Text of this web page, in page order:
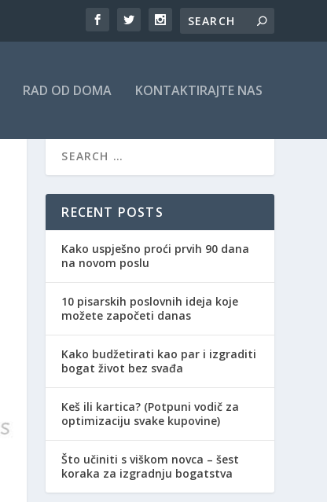
RAD OD DOMA KONTAKTIRAJTE NAS
RECENT POSTS
Kako uspješno proći prvih 90 dana
na novom poslu
10 pisarskih poslovnih ideja koje
možete započeti danas
Kako budžetirati kao par i izgraditi
bogat život bez svađa
Keš ili kartica? (Potpuni vodič za
optimizaciju svake kupovine)
Što učiniti s viškom novca – šest
koraka za izgradnju bogatstva